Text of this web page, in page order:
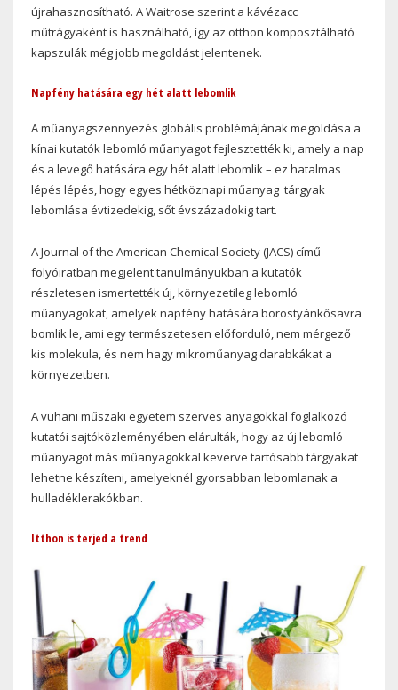
újrahasznosítható. A Waitrose szerint a kávézacc
műtrágyaként is használható, így az otthon komposztálható
kapszulák még jobb megoldást jelentenek.
Napfény hatására egy hét alatt lebomlik
A műanyagszennyezés globális problémájának megoldása a
kínai kutatók lebomló műanyagot fejlesztették ki, amely a nap
és a levegő hatására egy hét alatt lebomlik – ez hatalmas
lépés lépés, hogy egyes hétköznapi műanyag tárgyak
lebomlása évtizedekig, sőt évszázadokig tart.
A Journal of the American Chemical Society (JACS) című
folyóiratban megjelent tanulmányukban a kutatók
részletesen ismertették új, környezetileg lebomló
műanyagokat, amelyek napfény hatására borostyánkősavra
bomlik le, ami egy természetesen előforduló, nem mérgező
kis molekula, és nem hagy mikroműanyag darabkákat a
környezetben.
A vuhani műszaki egyetem szerves anyagokkal foglalkozó
kutatói sajtóközleményében elárulták, hogy az új lebomló
műanyagot más műanyagokkal keverve tartósabb tárgyakat
lehetne készíteni, amelyeknél gyorsabban lebomlanak a
hulladéklerakókban.
Itthon is terjed a trend